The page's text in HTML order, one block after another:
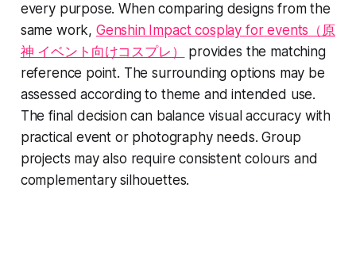
every purpose. When comparing designs from the
same work, Genshin Impact cosplay for events（原
神 イベント向けコスプレ）
provides the matching
reference point. The surrounding options may be
assessed according to theme and intended use.
The final decision can balance visual accuracy with
practical event or photography needs. Group
projects may also require consistent colours and
complementary silhouettes.